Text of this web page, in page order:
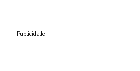
Publicidade